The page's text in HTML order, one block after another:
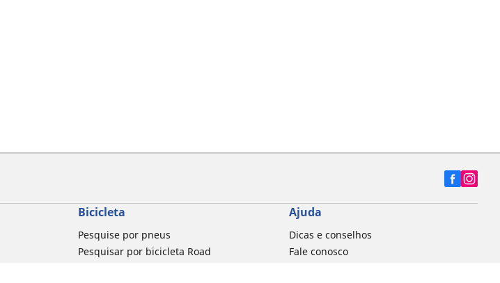
Bicicleta
Pesquise por pneus
Pesquisar por bicicleta Road
Ajuda
Dicas e conselhos
Fale conosco